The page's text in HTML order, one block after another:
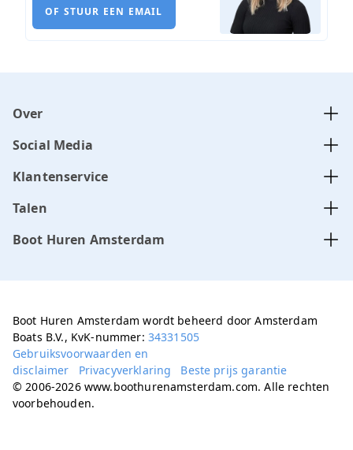
OF STUUR EEN EMAIL
Over
Social Media
Klantenservice
Talen
Boot Huren Amsterdam
Boot Huren Amsterdam wordt beheerd door Amsterdam
Boats B.V., KvK-nummer: 34331505
Gebruiksvoorwaarden en
disclaimer
Privacyverklaring
Beste prijs garantie
© 2006-2026 www.boothurenamsterdam.com. Alle rechten
voorbehouden.